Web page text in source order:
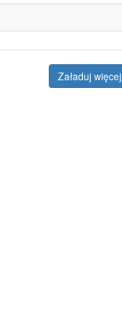
Załaduj więcej